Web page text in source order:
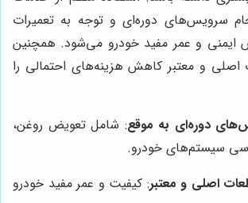
سرویس‌های دوره‌ای و توجه به تعمیرات
ایمنی و عمر مفید خودرو می‌شود. همچنین
اصلی و معتبر کاهش هزینه‌های احتمالی را
دوره‌ای به موقع: شامل تعویض روغن،
سیستم‌های خودرو.
اصلی و معتبر: کیفیت و عمر مفید خودرو